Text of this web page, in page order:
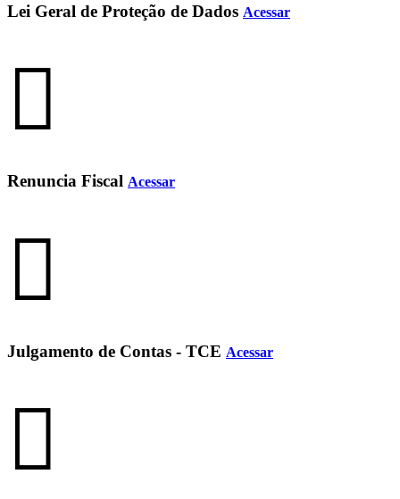
Lei Geral de Proteção de Dados Acessar
Renuncia Fiscal Acessar
Julgamento de Contas - TCE Acessar